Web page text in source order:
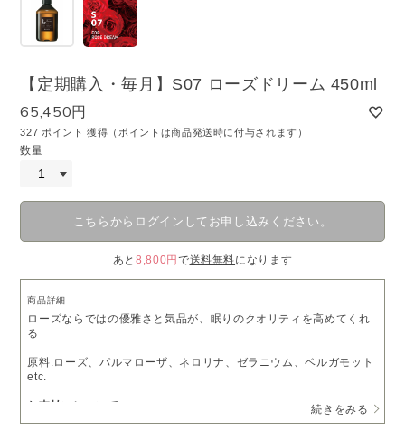
【定期購入・毎月】S07 ローズドリーム 450ml
65,450円
327 ポイント 獲得（ポイントは商品発送時に付与されます）
数量
こちらからログインしてお申し込みください。
あと8,800円 で送料無料になります
商品詳細
ローズならではの優雅さと気品が、眠りのクオリティを高めてくれ
る
原料:ローズ、パルマローザ、ネロリナ、ゼラニウム、ベルガモット
etc.
お支払いについて
・送料無料
続きをみる